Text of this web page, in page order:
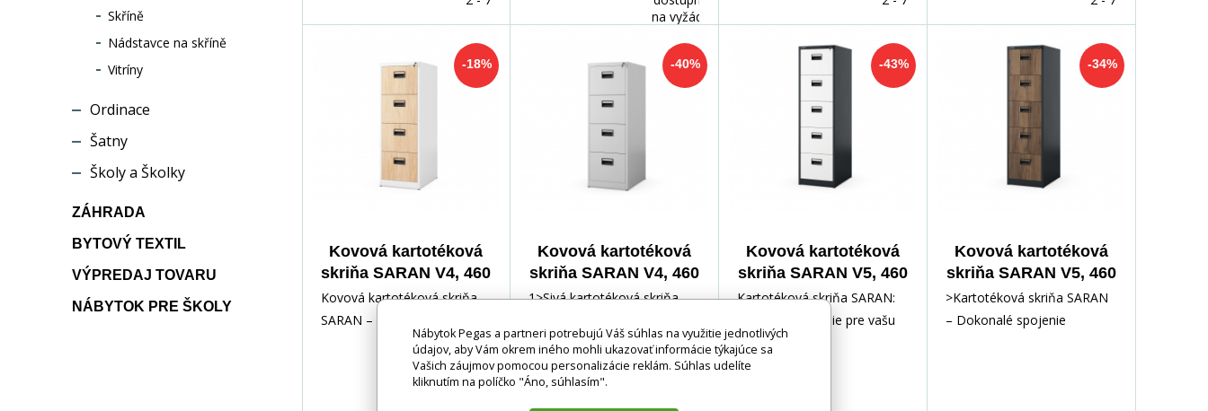
Skříně
Nádstavce na skříně
Vitríny
Ordinace
Šatny
Školy a Školky
ZÁHRADA
BYTOVÝ TEXTIL
VÝPREDAJ TOVARU
NÁBYTOK PRE ŠKOLY
na vyžádání
-18%
Kovová kartotéková
skriňa SARAN V4, 460
x 1320 x 620 mm, Eco
Design: biela/ dub
sonoma
Kovová kartotéková skriňa
SARAN – Spojenie elegancie
a praktickosti pre vašu
kanceláriu Hľadáte s
-40%
Kovová kartotéková
skriňa SARAN V4, 460
x 1320 x 620 mm, sivá
1>Sivá kartotéková skriňa
riešenie pre organizáciu
dokumentov Hľa
-43%
Kovová kartotéková
skriňa SARAN V5, 460
x 1630 x 620 mm,
antracitovo-biela
Kartotéková skriňa SARAN:
Dokonalé riešenie pre vašu
kanceláriu Už vás nebaví
neustály chaos v dokum
-34%
Kovová kartotéková
skriňa SARAN V5, 460
x 1630 x 620 mm, Eco
Design:
>Kartotéková skriňa SARAN
– Dokonalé spojenie
Nábytok Pegas a partneri potrebujú Váš súhlas na využitie jednotlivých
údajov, aby Vám okrem iného mohli ukazovať informácie týkajúce sa
Vašich záujmov pomocou personalizácie reklám. Súhlas udelíte
kliknutím na políčko "Áno, súhlasím".